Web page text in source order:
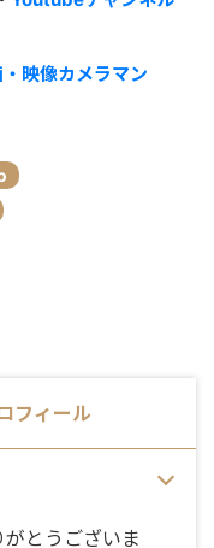
映像カメラマン
フィール
とうございま